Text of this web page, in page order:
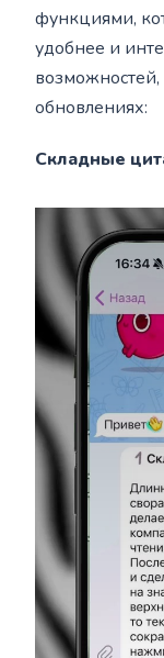
функциями,
удобнее и
обновлениях:
Складные